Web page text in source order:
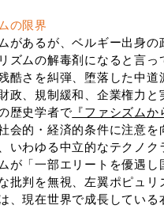
の限界
があるが、ベルギー出身
ズムの解毒剤になると言
酷さを糾弾、堕落した中
政、規制緩和、企業権力
歴史学者で 『ファシズム
会的・経済的条件に注意
いわゆる中立的なテクノ
が「一部エリートを優遇
批判を無視、左翼ポピュ
、現在世界で成長してい